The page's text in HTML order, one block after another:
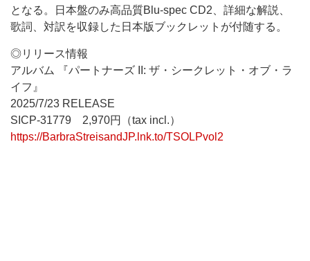
となる。日本盤のみ高品質Blu-spec CD2、詳細な解説、
歌詞、対訳を収録した日本版ブックレットが付随する。
◎リリース情報
アルバム 『パートナーズ II: ザ・シークレット・オブ・ラ
イフ』
2025/7/23 RELEASE
SICP-31779 2,970円（tax incl.）
https://BarbraStreisandJP.lnk.to/TSOLPvol2